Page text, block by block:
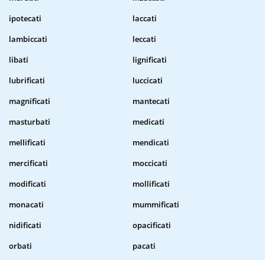
ipotecati
laccati
lambiccati
leccati
libati
lignificati
lubrificati
luccicati
magnificati
mantecati
masturbati
medicati
mellificati
mendicati
mercificati
moccicati
modificati
mollificati
monacati
mummificati
nidificati
opacificati
orbati
pacati